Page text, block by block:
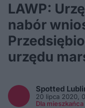
LAWP:
nabór
urzędu
Spotted
20 lipca 2020,
Dla mieszkańca